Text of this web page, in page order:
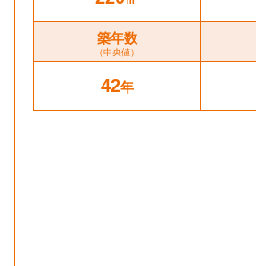
築年数
（中央値）
42年